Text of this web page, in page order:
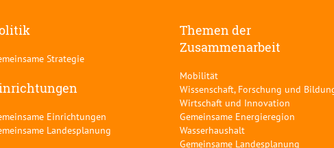
Strategie
Einrichtungen
Landesplanung
Themen der
Zusammenarbeit
Mobilität
Wissenschaft, Forschung und
Wirtschaft und Innovation
Gemeinsame Energieregion
Wasserhaushalt
Gemeinsame Landesplanung